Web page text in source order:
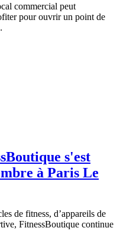
commercial peut
pour ouvrir un point de
s'est
à Paris Le
de fitness, d’appareils de
FitnessBoutique continue